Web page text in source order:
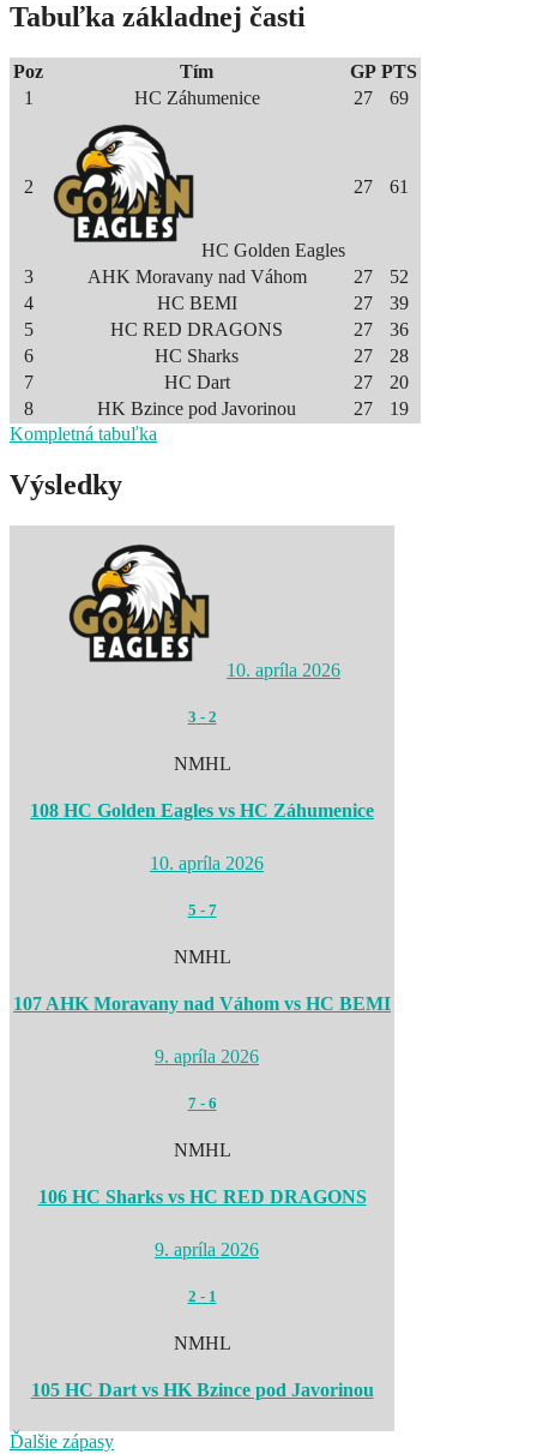
Tabuľka základnej časti
Poz Tím GP PTS
1
HC Záhumenice 27 69
2
HC Golden Eagles
27 61
3 AHK Moravany nad Váhom 27
52
4
HC BEMI 27
39
5
HC RED DRAGONS 27
36
6
HC Sharks 27
28
7
HC Dart 27
20
8
HK Bzince pod Javorinou 27
19
Kompletná tabuľka
Výsledky
10. apríla 2026
3 - 2
NMHL
108 HC Golden Eagles vs HC Záhumenice
10. apríla 2026
5 - 7
NMHL
107 AHK Moravany nad Váhom vs HC BEMI
9. apríla 2026
7- 6
NMHL
106 HC Sharks vs HC RED DRAGONS
9. apríla 2026
2 - 1
NMHL
105 HC Dart vs HK Bzince pod Javorinou
Ďalšie zápasy